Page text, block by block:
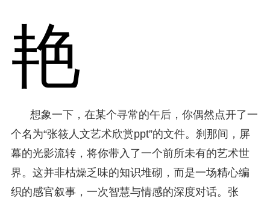
艳
想象一下，在某个寻常的午后，你偶然点开了一
个名为“张筱人文艺术欣赏ppt”的文件。刹那间，屏
幕的光影流转，将你带入了一个前所未有的艺术世
界。这并非枯燥乏味的知识堆砌，而是一场精心编
织的感官叙事，一次智慧与情感的深度对话。张